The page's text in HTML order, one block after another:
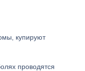
купируют
проводятся